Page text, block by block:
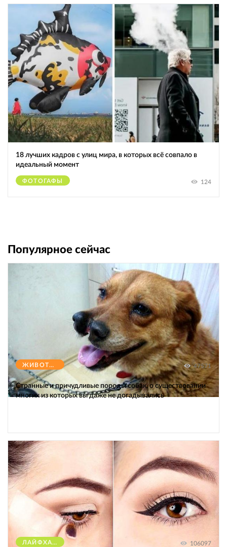
18 лучших кадров с улиц мира, в которых всё совпало в
идеальный момент
ФОТОГАФЫ 124
Популярное сейчас
ЖИВОТНЫЕ 47571
Странные и причудливые породы собак, о существовании
многих из которых вы даже не догадывались
ЛАЙФХАКИ 106097